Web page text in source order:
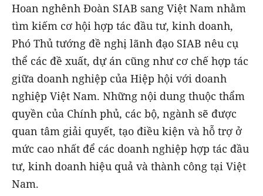
Hoan nghênh Đoàn SIAB sang Việt Nam nhằm
tìm kiếm cơ hội hợp tác đầu tư, kinh doanh,
Phó Thủ tướng đề nghị lãnh đạo SIAB nêu cụ
thể các đề xuất, dự án cũng như cơ chế hợp tác
giữa doanh nghiệp của Hiệp hội với doanh
nghiệp Việt Nam. Những nội dung thuộc thẩm
quyền của Chính phủ, các bộ, ngành sẽ được
quan tâm giải quyết, tạo điều kiện và hỗ trợ ở
mức cao nhất để các doanh nghiệp hợp tác đầu
tư, kinh doanh hiệu quả và thành công tại Việt
Nam.